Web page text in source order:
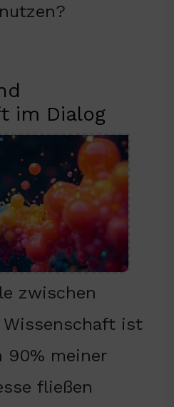
im Dialog
zwischen
ist
90% meiner
fließen